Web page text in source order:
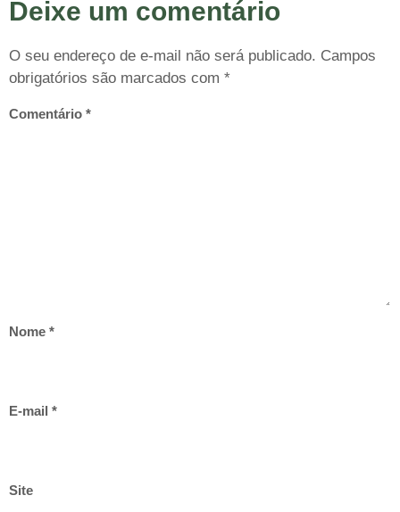
Deixe um comentário
O seu endereço de e-mail não será publicado. Campos
obrigatórios são marcados com *
Comentário *
Nome *
E-mail *
Site